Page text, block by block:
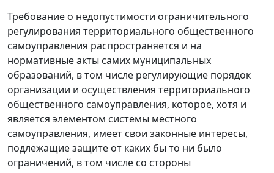
Требование о недопустимости ограничительного
регулирования территориального общественного
самоуправления распространяется и на
нормативные акты самих муниципальных
образований, в том числе регулирующие порядок
организации и осуществления территориального
общественного самоуправления, которое, хотя и
является элементом системы местного
самоуправления, имеет свои законные интересы,
подлежащие защите от каких бы то ни было
ограничений, в том числе со стороны